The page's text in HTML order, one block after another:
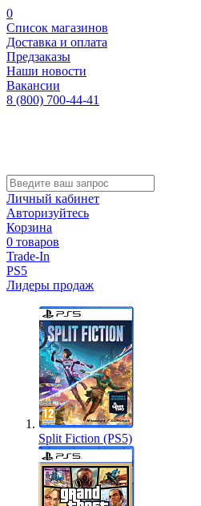
0
Список магазинов
Доставка и оплата
Предзаказы
Наши новости
Вакансии
8 (800) 700-44-41
Личный кабинет
Авторизуйтесь
Корзина
0 товаров
Trade-In
PS5
Лидеры продаж
Split Fiction (PS5)